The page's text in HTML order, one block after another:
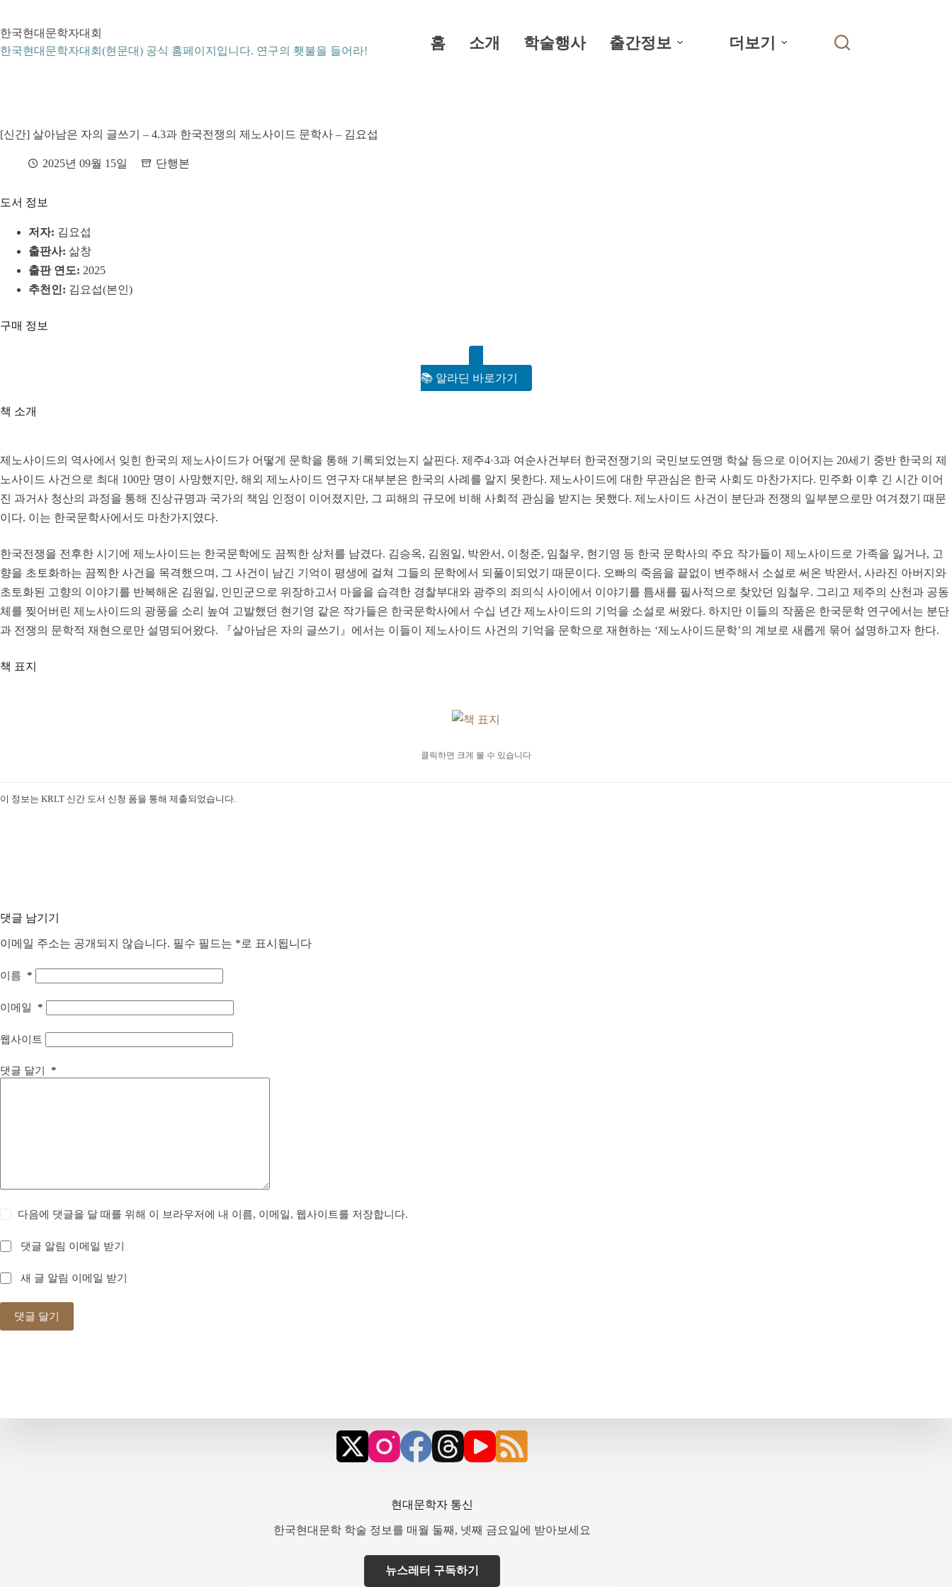
으
로
한국현대문학자대회
한국현대문학자대회(현문대) 공식 홈페이지입니다. 연구의 횃불을 들어라!
홈 소개 학술행사 출간정보 더보기
[신간] 살아남은 자의 글쓰기 – 4.3과 한국전쟁의 제노사이드 문학사 – 김요섭
2025년 09월 15일 단행본
도서 정보
저자: 김요섭
출판사: 삶창
출판 연도: 2025
추천인: 김요섭(본인)
구매 정보
📚 알라딘 바로가기
책 소개
제노사이드의 역사에서 잊힌 한국의 제노사이드가 어떻게 문학을 통해 기록되었는지 살핀다. 제주4·3과 여순사건부터 한국전쟁기의 국민보도연맹 학살 등으로 이어지는 20세기 중반 한국의 제
노사이드 사건으로 최대 100만 명이 사망했지만, 해외 제노사이드 연구자 대부분은 한국의 사례를 알지 못한다. 제노사이드에 대한 무관심은 한국 사회도 마찬가지다. 민주화 이후 긴 시간 이어
진 과거사 청산의 과정을 통해 진상규명과 국가의 책임 인정이 이어졌지만, 그 피해의 규모에 비해 사회적 관심을 받지는 못했다. 제노사이드 사건이 분단과 전쟁의 일부분으로만 여겨졌기 때문
이다. 이는 한국문학사에서도 마찬가지였다.
한국전쟁을 전후한 시기에 제노사이드는 한국문학에도 끔찍한 상처를 남겼다. 김승옥, 김원일, 박완서, 이청준, 임철우, 현기영 등 한국 문학사의 주요 작가들이 제노사이드로 가족을 잃거나, 고
향을 초토화하는 끔찍한 사건을 목격했으며, 그 사건이 남긴 기억이 평생에 걸쳐 그들의 문학에서 되풀이되었기 때문이다. 오빠의 죽음을 끝없이 변주해서 소설로 써온 박완서, 사라진 아버지와
초토화된 고향의 이야기를 반복해온 김원일, 인민군으로 위장하고서 마을을 습격한 경찰부대와 광주의 죄의식 사이에서 이야기를 틈새를 필사적으로 찾았던 임철우. 그리고 제주의 산천과 공동
체를 찢어버린 제노사이드의 광풍을 소리 높여 고발했던 현기영 같은 작가들은 한국문학사에서 수십 년간 제노사이드의 기억을 소설로 써왔다. 하지만 이들의 작품은 한국문학 연구에서는 분단
과 전쟁의 문학적 재현으로만 설명되어왔다. 『살아남은 자의 글쓰기』에서는 이들이 제노사이드 사건의 기억을 문학으로 재현하는 ‘제노사이드문학’의 계보로 새롭게 묶어 설명하고자 한다.
책 표지
클릭하면 크게 볼 수 있습니다
이 정보는 KRLT 신간 도서 신청 폼을 통해 제출되었습니다.
댓글 남기기
이메일 주소는 공개되지 않습니다. 필수 필드는 * 로 표시됩니다
이름 *
이메일 *
웹사이트
댓글 달기 *
다음에 댓글을 달 때를 위해 이 브라우저에 내 이름, 이메일, 웹사이트를 저장합니다.
댓글 알림 이메일 받기
새 글 알림 이메일 받기
댓글 달기
현대문학자 통신
한국현대문학 학술 정보를 매월 둘째, 넷째 금요일에 받아보세요
뉴스레터 구독하기